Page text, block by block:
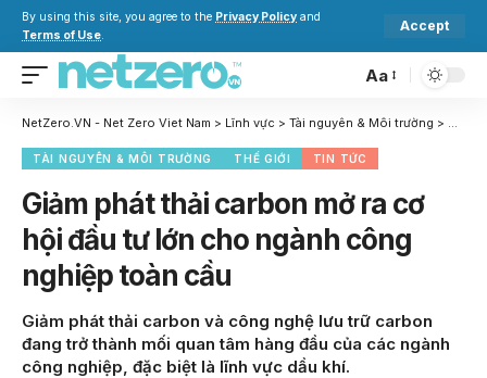
By using this site, you agree to the Privacy Policy and
Terms of Use.
Accept
Aa
NetZero.VN - Net Zero Viet Nam > Lĩnh vực > Tài nguyên & Môi trường > Giảm
TÀI NGUYÊN & MÔI TRƯỜNG THẾ GIỚI TIN TỨC
Giảm phát thải carbon mở ra cơ
hội đầu tư lớn cho ngành công
nghiệp toàn cầu
Giảm phát thải carbon và công nghệ lưu trữ carbon
đang trở thành mối quan tâm hàng đầu của các ngành
công nghiệp, đặc biệt là lĩnh vực dầu khí.